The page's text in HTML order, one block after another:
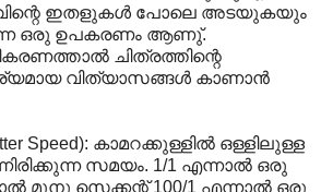
ഇതളുകള്‍ പോലെ അടയുകയും
ഒരു ഉപകരണം ആണു്.
ചിത്രത്തിന്റെ
വിത്യാസങ്ങള്‍ കാണാന്‍
Speed): കാമറക്കുള്ളില്‍ ഒള്ളിലുള്ള
സമയം. 1/1 എന്നാല്‍ ഒരു
മൂനു സെക്കന്റ് 100/1 എന്നാല്‍ ഒരു